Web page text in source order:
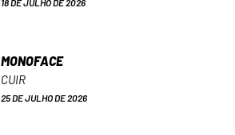
18 DE JULHO DE 2026
MONOFACE
CUIR
25 DE JULHO DE 2026